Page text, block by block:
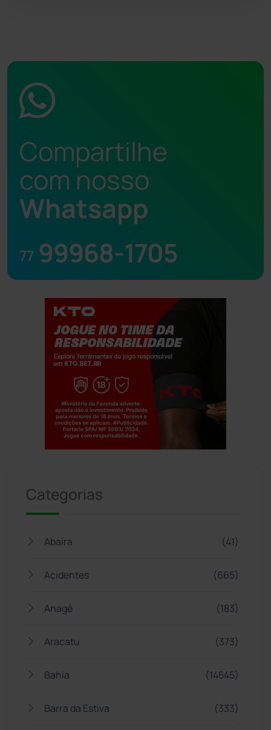
Compartilhe
com nosso
Whatsapp
77 99968-1705
Categorias
Abaíra (41)
Acidentes (665)
Anagé (183)
Aracatu (373)
Bahia (14545)
Barra da Estiva (333)